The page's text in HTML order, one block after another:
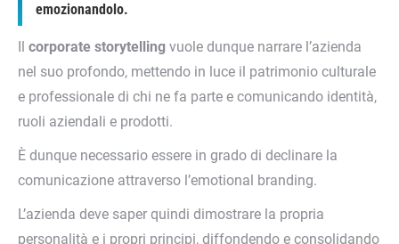
emozionandolo.
Il corporate storytelling vuole dunque narrare l’azienda
nel suo profondo, mettendo in luce il patrimonio culturale
e professionale di chi ne fa parte e comunicando identità,
ruoli aziendali e prodotti.
È dunque necessario essere in grado di declinare la
comunicazione attraverso l’emotional branding.
L’azienda deve saper quindi dimostrare la propria
personalità e i propri principi, diffondendo e consolidando